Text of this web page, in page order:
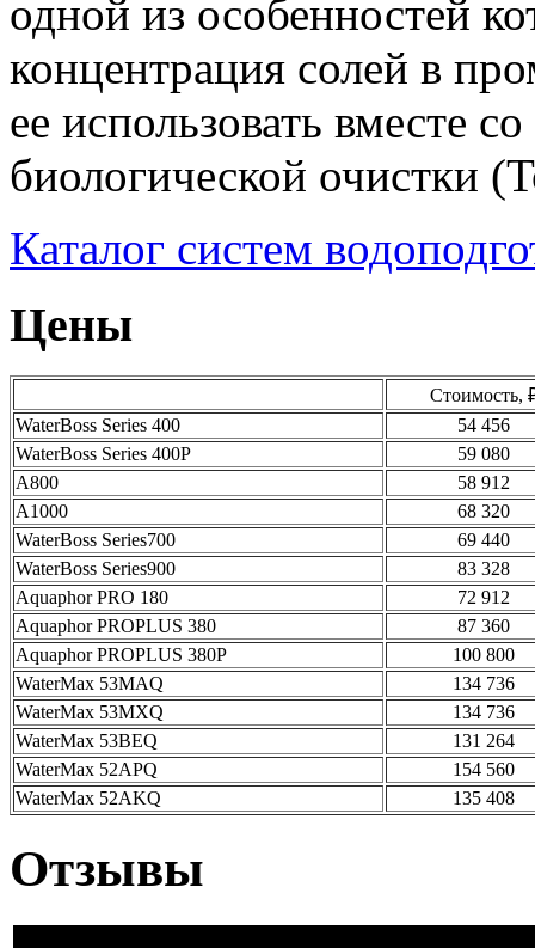
одной из особенностей
концентрация солей в
ее использовать вместе
биологической очистки
Каталог систем
Цены
Стоимость,
WaterBoss Series 400
54 456
WaterBoss Series 400P
59 080
A800
58 912
A1000
68 320
WaterBoss Series700
69 440
WaterBoss Series900
83 328
Aquaphor PRO 180
72 912
Aquaphor PROPLUS 380
87 360
Aquaphor PROPLUS 380P
100 800
WaterMax 53MAQ
134 736
WaterMax 53MXQ
134 736
WaterMax 53BEQ
131 264
WaterMax 52APQ
154 560
WaterMax 52AKQ
135 408
Отзывы